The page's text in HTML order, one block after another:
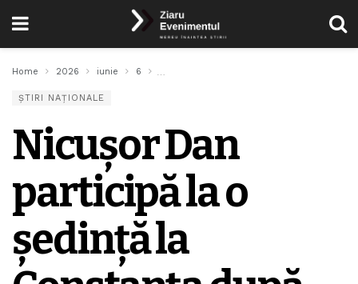
Home 2026 iunie 6
ȘTIRI NAȚIONALE
Nicuşor Dan
participă la o
ședință la